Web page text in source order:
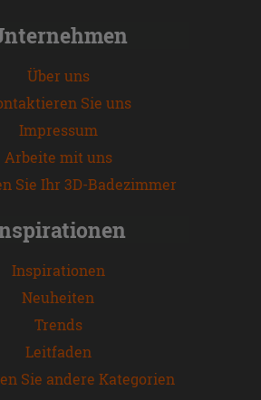
Über uns
Sie uns
Impressum
Arbeite mit uns
Sie Ihr 3D-Badezimmer
Inspirationen
Neuheiten
Trends
Leitfaden
Sie andere Kategorien